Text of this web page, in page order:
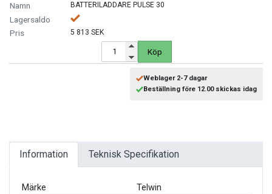
SKYDDSUTRUSTNING
STEGAR, STÖD OCH PLATTFORMAR
VERKSTADSUTRUSTNING
VERKTYG
BATTERILADDARE PULSE 30
5 813 SEK
Köp
Weblager 2-7 dagar
Beställning före 12.00 skickas idag
Information Teknisk Specifikation
Märke
Telwin